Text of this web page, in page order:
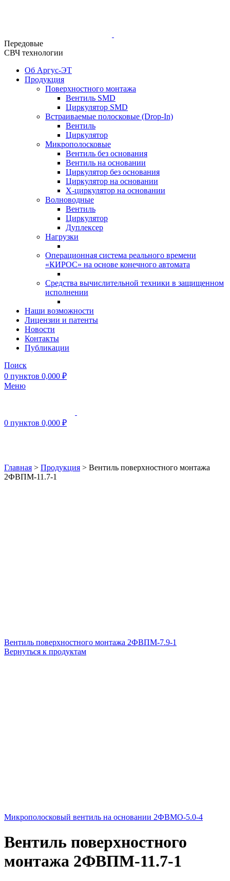
Передовые
СВЧ технологии
Об Аргус-ЭТ
Продукция
Поверхностного монтажа
Вентиль SMD
Циркулятор SMD
Встраиваемые полосковые (Drop-In)
Вентиль
Циркулятор
Микрополосковые
Вентиль без основания
Вентиль на основании
Циркулятор без основания
Циркулятор на основании
Х-циркулятор на основании
Волноводные
Вентиль
Циркулятор
Дуплексер
Нагрузки
Операционная система реального времени
«КИРОС» на основе конечного автомата
Средства вычислительной техники в защищенном
исполнении
Наши возможности
Лицензии и патенты
Новости
Контакты
Публикации
Поиск
0 пунктов 0,000 ₽
Меню
0 пунктов 0,000 ₽
Главная > Продукция > Вентиль поверхностного монтажа
2ФВПМ-11.7-1
Вентиль поверхностного монтажа 2ФВПМ-7.9-1
Вернуться к продуктам
Микрополосковый вентиль на основании 2ФВМO-5.0-4
Вентиль поверхностного
монтажа 2ФВПМ-11.7-1